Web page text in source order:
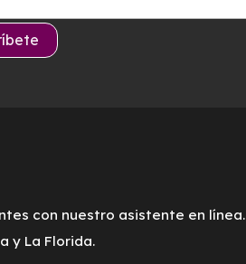
con nuestro asistente en línea.
y La Florida.